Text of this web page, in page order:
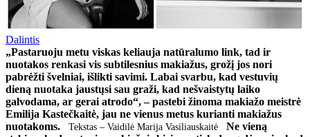
Dalintis
„Pastaruoju metu viskas keliauja natūralumo link, tad ir
nuotakos renkasi vis subtilesnius makiažus, grožį jos nori
pabrėžti švelniai, išlikti savimi. Labai svarbu, kad vestuvių
dieną nuotaka jaustųsi sau graži, kad nešvaistytų laiko
galvodama, ar gerai atrodo“, – pastebi žinoma makiažo meistrė
Emilija Kastečkaitė, jau ne vienus metus kurianti makiažus
nuotakoms.
Tekstas – Vaidilė Marija Vasiliauskaitė
Ne vieną